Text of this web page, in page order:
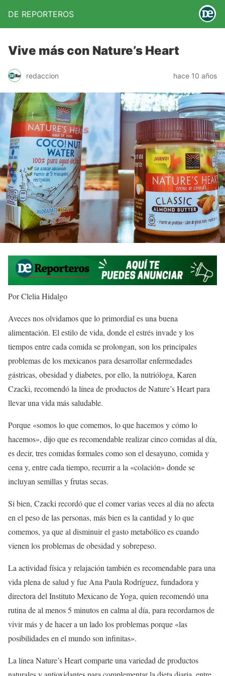
DE REPORTEROS
Vive más con Nature’s Heart
redaccion hace 10 años
Por Clelia Hidalgo
Aveces nos olvidamos que lo primordial es una buena
alimentación. El estilo de vida, donde el estrés invade y los
tiempos entre cada comida se prolongan, son los principales
problemas de los mexicanos para desarrollar enfermedades
gástricas, obesidad y diabetes, por ello, la nutrióloga, Karen
Czacki, recomendó la línea de productos de Nature’s Heart para
llevar una vida más saludable.
Porque «somos lo que comemos, lo que hacemos y cómo lo
hacemos», dijo que es recomendable realizar cinco comidas al día,
es decir, tres comidas formales como son el desayuno, comida y
cena y, entre cada tiempo, recurrir a la «colación» donde se
incluyan semillas y frutas secas.
Si bien, Czacki recordó que el comer varias veces al día no afecta
en el peso de las personas, más bien es la cantidad y lo que
comemos, ya que al disminuir el gasto metabólico es cuando
vienen los problemas de obesidad y sobrepeso.
La actividad física y relajación también es recomendable para una
vida plena de salud y fue Ana Paula Rodríguez, fundadora y
directora del Instituto Mexicano de Yoga, quien recomendó una
rutina de al menos 5 minutos en calma al día, para recordarnos de
vivir más y de hacer a un lado los problemas porque «las
posibilidades en el mundo son infinitas».
La línea Nature’s Heart comparte una variedad de productos